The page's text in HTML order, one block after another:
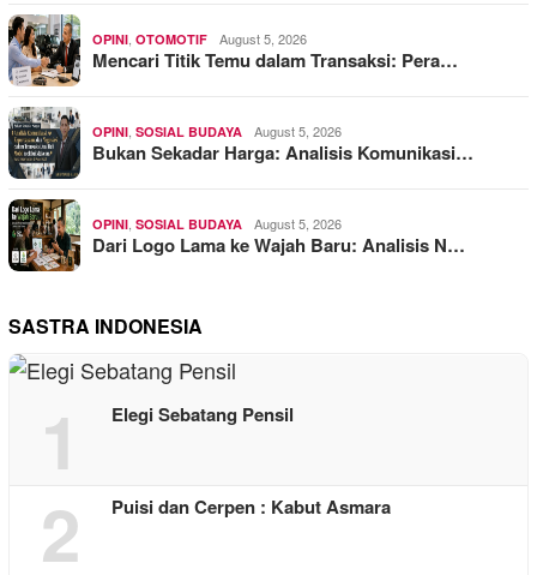
OPINI, OTOMOTIF August 5, 2026
Mencari Titik Temu dalam Transaksi: Pera…
OPINI, SOSIAL BUDAYA August 5, 2026
Bukan Sekadar Harga: Analisis Komunikasi…
OPINI, SOSIAL BUDAYA August 5, 2026
Dari Logo Lama ke Wajah Baru: Analisis N…
SASTRA INDONESIA
1 Elegi Sebatang Pensil
2 Puisi dan Cerpen : Kabut Asmara